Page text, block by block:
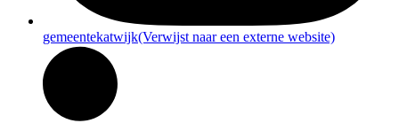
gemeentekatwijk(Verwijst naar een externe website)